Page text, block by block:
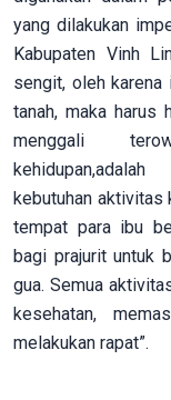
yang dilakukan
Kabupaten Vinh
sengit, oleh
tanah, maka harus
menggali
kebutuhan aktivitas
tempat para ibu
bagi prajurit untuk
gua. Semua
kesehatan,
melakukan rapat”.